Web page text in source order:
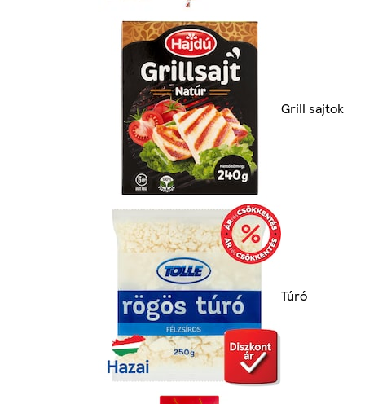
Grill sajtok
Túró